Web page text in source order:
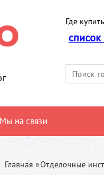
Где
Мы на связи
Главная »Отделочные